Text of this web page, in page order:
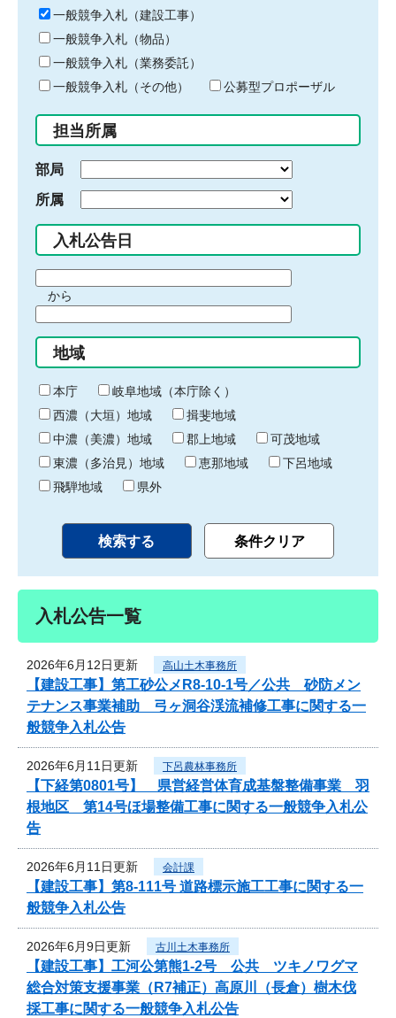
キ
ー
ワ
ー
ド
入
力
一般競争入札（建設工事）
一般競争入札（物品）
一般競争入札（業務委託）
一般競争入札（その他）
公募型プロポーザル
担当所属
部局
所属
入札公告日
間
始
り
から
間
終
わ
り
地域
本庁
岐阜地域（本庁除く）
西濃（大垣）地域
揖斐地域
中濃（美濃）地域
郡上地域
可茂地域
東濃（多治見）地域
恵那地域
下呂地域
飛騨地域
県外
入札公告一覧
2026年6月12日更新 高山土木事務所
【建設工事】第工砂公メR8-10-1号／公共 砂防メン
テナンス事業補助 弓ヶ洞谷渓流補修工事に関する一
般競争入札公告
2026年6月11日更新 下呂農林事務所
【下経第0801号】 県営経営体育成基盤整備事業 羽
根地区 第14号ほ場整備工事に関する一般競争入札公
告
2026年6月11日更新 会計課
【建設工事】第8-111号 道路標示施工工事に関する一
般競争入札公告
2026年6月9日更新 古川土木事務所
【建設工事】工河公第熊1-2号 公共 ツキノワグマ
総合対策支援事業（R7補正）高原川（長倉）樹木伐
採工事に関する一般競争入札公告